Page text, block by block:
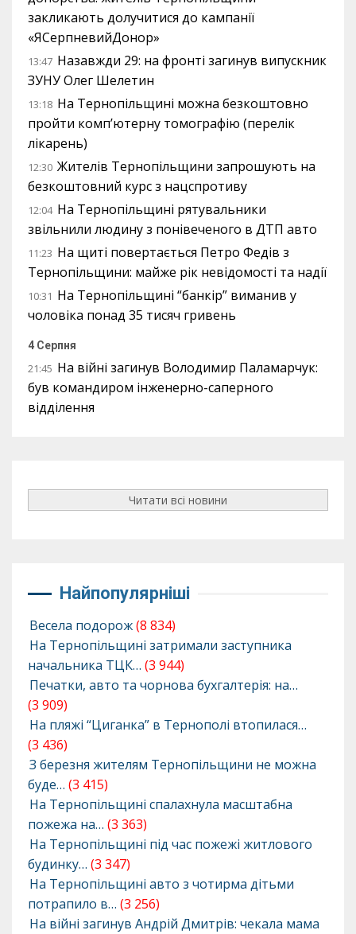
закликають долучитися до кампанії
«ЯСерпневийДонор»
13:47 Назавжди 29: на фронті загинув випускник
ЗУНУ Олег Шелетин
13:18 На Тернопільщині можна безкоштовно
пройти комп’ютерну томографію (перелік
лікарень)
12:30 Жителів Тернопільщини запрошують на
безкоштовний курс з нацспротиву
12:04 На Тернопільщині рятувальники
звільнили людину з понівеченого в ДТП авто
11:23 На щиті повертається Петро Федів з
Тернопільщини: майже рік невідомості та надії
10:31 На Тернопільщині “банкір” виманив у
чоловіка понад 35 тисяч гривень
4 Серпня
21:45 На війні загинув Володимир Паламарчук:
був командиром інженерно-саперного
відділення
Читати всі новини
Найпопулярніші
Весела подорож(8 834)
На Тернопільщині затримали заступника
начальника ТЦК… (3 944)
Печатки, авто та чорнова бухгалтерія: на…
(3 909)
На пляжі “Циганка” в Тернополі втопилася…
(3 436)
З березня жителям Тернопільщини не можна
буде… (3 415)
На Тернопільщині спалахнула масштабна
пожежа на… (3 363)
На Тернопільщині під час пожежі житлового
будинку… (3 347)
На Тернопільщині авто з чотирма дітьми
потрапило в… (3 256)
На війні загинув Андрій Дмитрів: чекала мама